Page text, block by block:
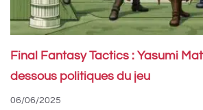
Final Fantasy Tactics : Yasumi
dessous politiques du jeu
06/06/2025